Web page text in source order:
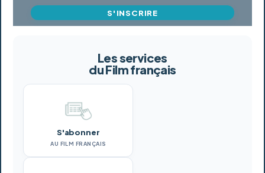
S'INSCRIRE
Les services
du Film français
S'abonner
AU FILM FRANÇAIS